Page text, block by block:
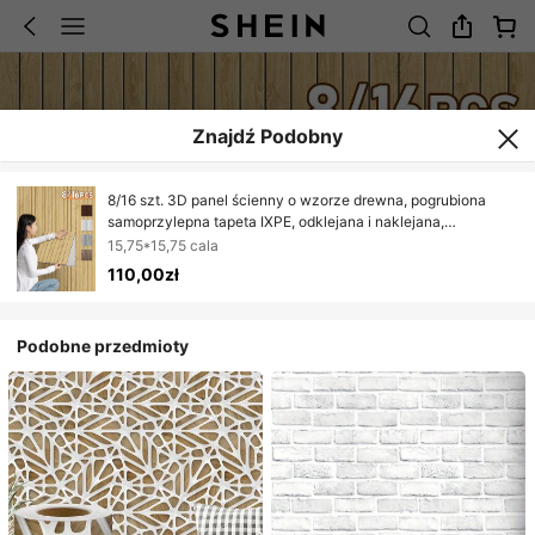
Znajdź Podobny
8/16 szt. 3D panel ścienny o wzorze drewna, pogrubiona
samoprzylepna tapeta IXPE, odklejana i naklejana,
wodoodporna, łatwa do czyszczenia, demontowalne naklejki
ścienne DIY do dekoracji domu, odpowiednie do odnawiania
salonów, kuchni, biur, sufitów i sypialni
15,75*15,75 cala
110,00zł
Podobne przedmioty